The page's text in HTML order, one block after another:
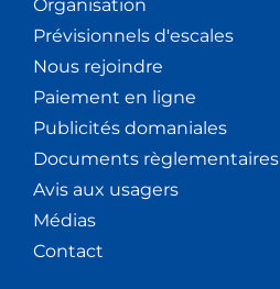
Organisation
Prévisionnels d'escales
Nous rejoindre
Paiement en ligne
Publicités domaniales
Documents règlementaires
Avis aux usagers
Médias
Contact